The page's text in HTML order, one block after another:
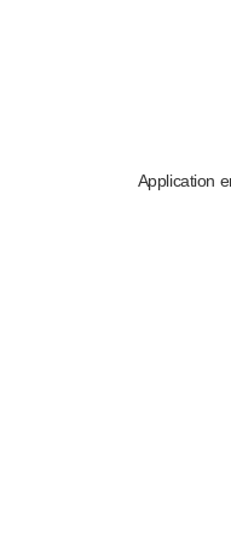
Application